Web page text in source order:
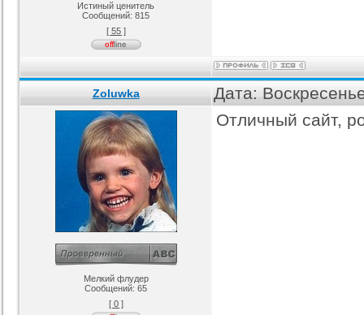
Истиный ценитель
Сообщений: 815
[ 55 ]
Zoluwka Дата:
Мелкий флудер
Сообщений: 65
[ 0 ]
Отличный сайт,